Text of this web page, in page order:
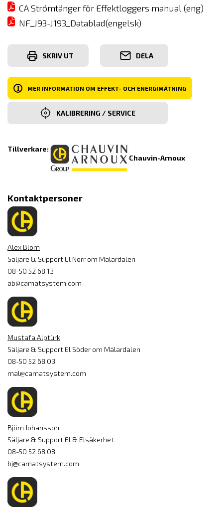
CA Strömtänger för Effektloggers manual (eng)
NF_J93-J193_Datablad(engelsk)
SKRIV UT DELA
I MER INFORMATION OM EFFEKT- OCH ENERGIMÄTNING
KALIBRERING / SERVICE
Tillverkare:
Chauvin-Arnoux
Kontaktpersoner
Alex Blom
Säljare & Support El Norr om Mälardalen
08-50 52 68 13
ab@camatsystem.com
Mustafa Alptürk
Säljare & Support El Söder om Mälardalen
08-50 52 68 03
mal@camatsystem.com
Björn Johansson
Säljare & Support El & Elsäkerhet
08-50 52 68 08
bj@camatsystem.com